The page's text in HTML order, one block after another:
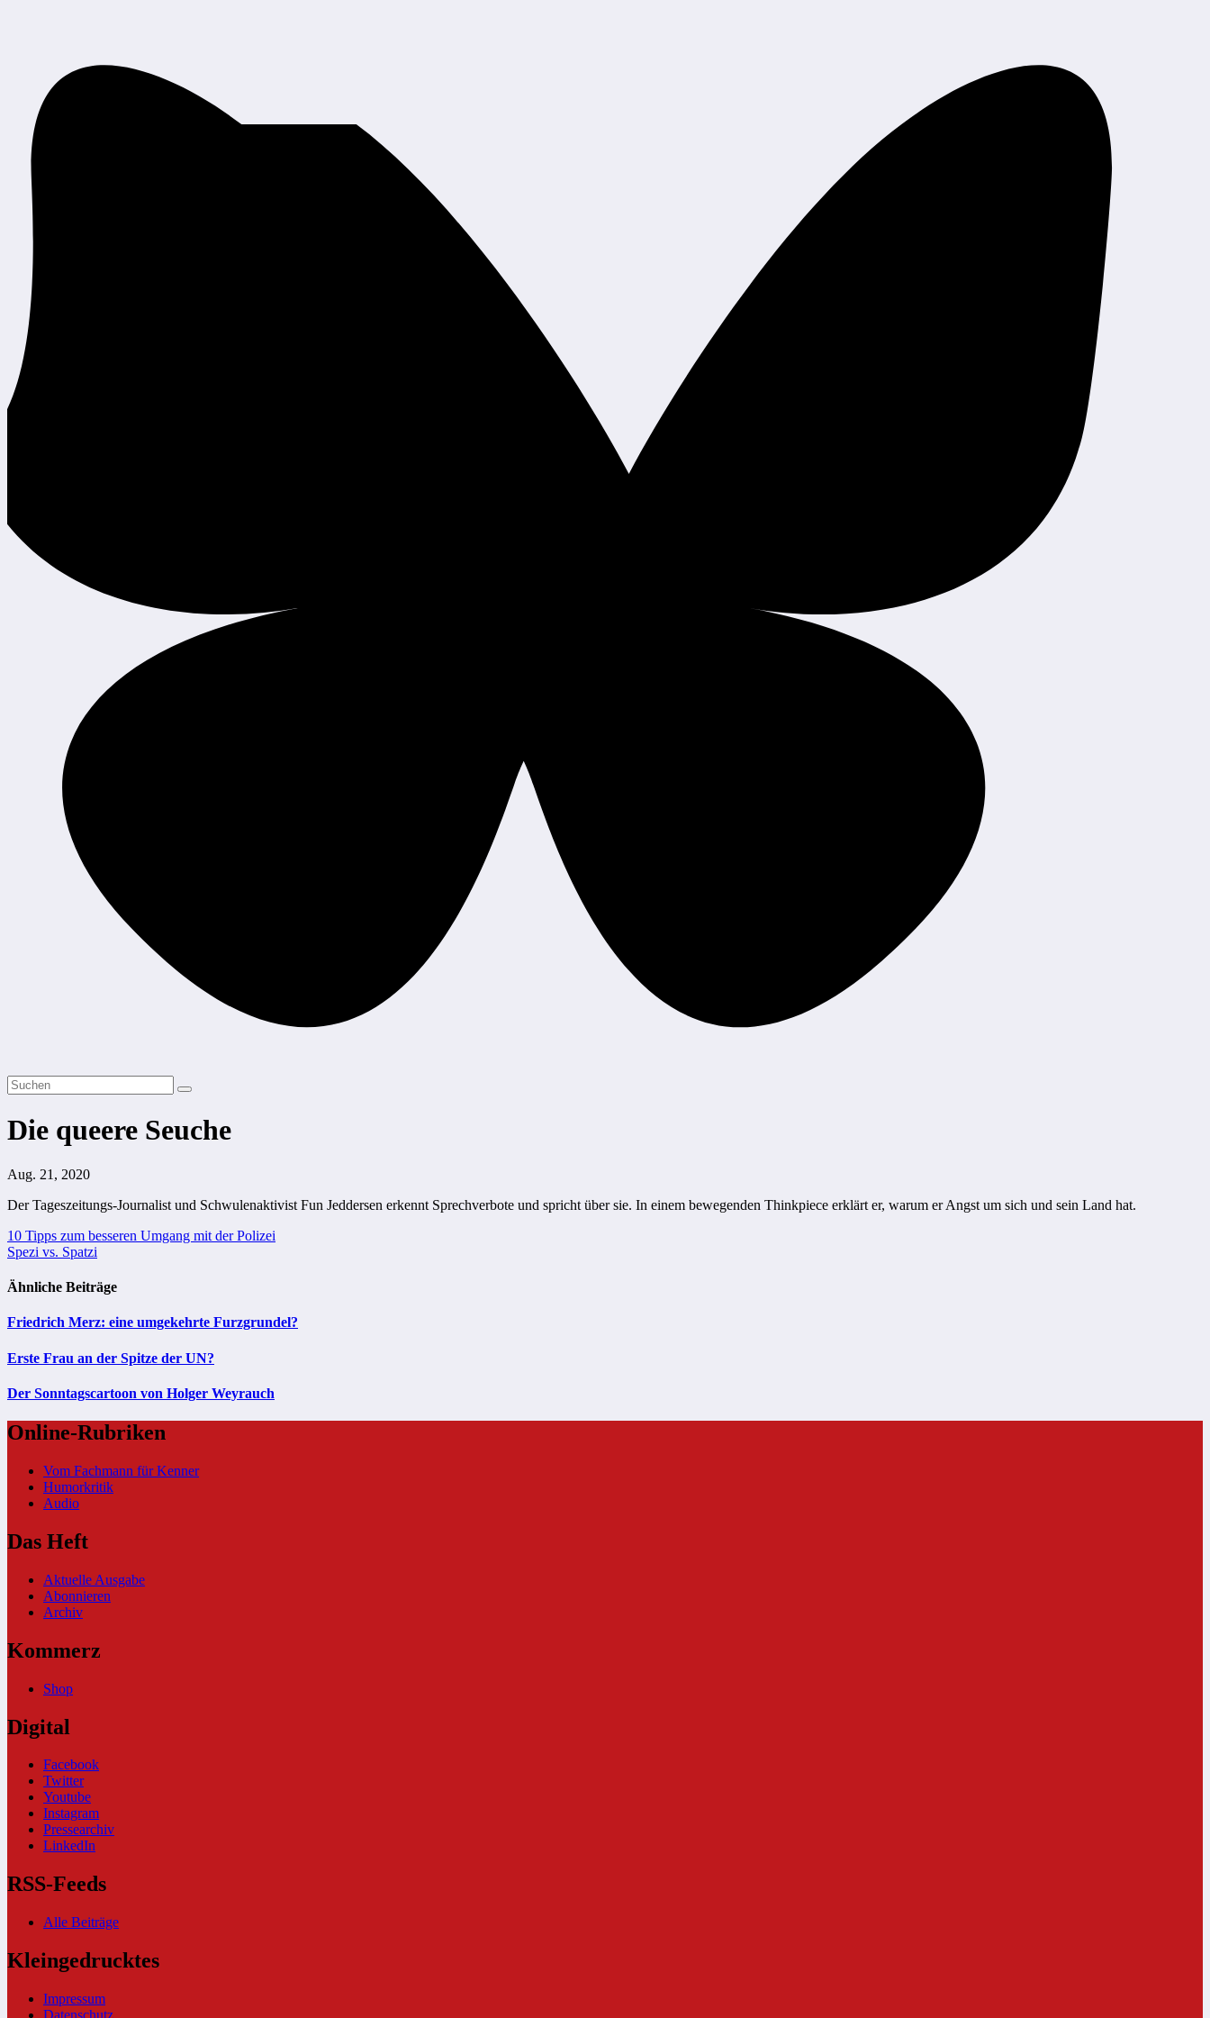
Die queere Seuche
Aug. 21, 2020
Der Tageszeitungs-Journalist und Schwulenaktivist Fun Jeddersen erkennt Sprechverbote und spricht über sie. In einem bewegenden Thinkpiece erklärt er, warum er Angst um sich und sein Land hat.
Beitragsnavigation
10 Tipps zum besseren Umgang mit der Polizei
Spezi vs. Spatzi
Ähnliche Beiträge
Friedrich Merz: eine umgekehrte Furzgrundel?
Erste Frau an der Spitze der UN?
Der Sonntagscartoon von Holger Weyrauch
Online-Rubriken
Vom Fachmann für Kenner
Humorkritik
Audio
Das Heft
Aktuelle Ausgabe
Abonnieren
Archiv
Kommerz
Shop
Digital
Facebook
Twitter
Youtube
Instagram
Pressearchiv
LinkedIn
RSS-Feeds
Alle Beiträge
Kleingedrucktes
Impressum
Datenschutz